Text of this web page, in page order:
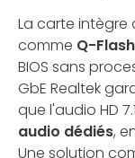
La carte intègre
comme Q-
BIOS sans
GbE Realtek
que l'audio HD
audio dédiés,
Une solution